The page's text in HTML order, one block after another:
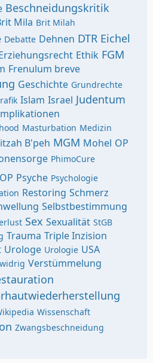
Beschneidungskritik
Mila Brit Milah
Debatte Dehnen DTR Eichel
Ethik FGM
Frenulum breve
Geschichte Grundrechte
Islam Israel Judentum
Masturbation Medizin
B'peh MGM Mohel OP
PhimoCure
Psyche Psychologie
Restoring Schmerz
Selbstbestimmung
Sex Sexualität StGB
Trauma Triple Inzision
Urologe Urologie USA
Verstümmelung
Wissenschaft
Zwangsbeschneidung